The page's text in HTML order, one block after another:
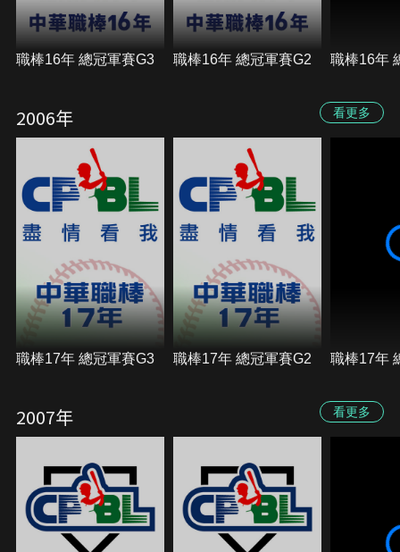
職棒16年 總冠軍賽G3 職棒16年 總冠軍賽G2 職棒16年
2006年 看更多
職棒17年 總冠軍賽G3 職棒17年 總冠軍賽G2 職棒17年
2007年 看更多